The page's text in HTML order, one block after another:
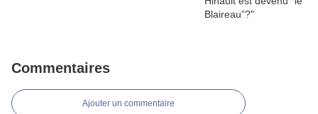
Commentaires
Ajouter un commentaire